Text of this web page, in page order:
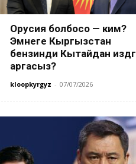
Орусия болбосо — ким?
Эмнеге Кыргызстан
бензинди Кытайдан издөөгө
аргасыз?
kloopkyrgyz - 07/07/2026